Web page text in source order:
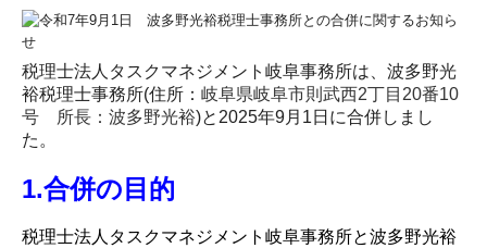
税務会計
企業防衛・リスクマネジメント
創業支援
税理士法人タスクマネジメント岐阜事務所は、波多野光
裕税理士事務所(住所： 岐阜県岐阜市則武西2丁目20番10
号 所長：波多野光裕)と2025年9月1日に合併しまし
た。
1.合併の目的
税理士法人タスクマネジメント岐阜事務所と波多野光裕